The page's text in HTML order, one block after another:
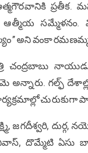
ఆత్మీయ
అని వంకా
గల్ఫ్ దేశాల్లో
జగదీశ్వరి,
దొమ్మేటి ఏసు